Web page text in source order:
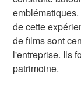
de cette
de films sont
l'entreprise. Ils
patrimoine.